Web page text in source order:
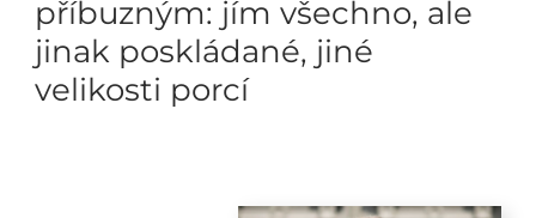
příbuzným: jím všechno, ale
jinak poskládané, jiné
velikosti porcí